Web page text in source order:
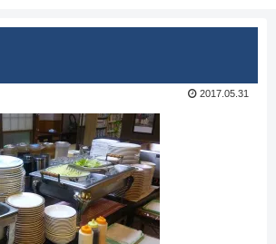
2017.05.31